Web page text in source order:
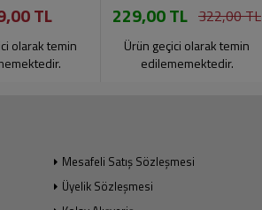
TL
olarak temin
229,00 TL 322,00 TL
Ürün geçici olarak temin
edilememektedir.
Mesafeli Satış Sözleşmesi
Üyelik Sözleşmesi